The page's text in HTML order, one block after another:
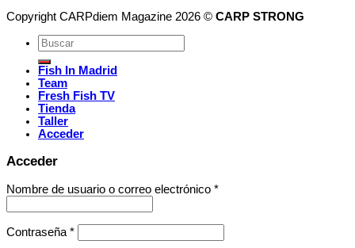
Copyright CARPdiem Magazine 2026 © CARP STRONG
Fish In Madrid
Team
Fresh Fish TV
Tienda
Taller
Acceder
Acceder
Nombre de usuario o correo electrónico *
Contraseña *